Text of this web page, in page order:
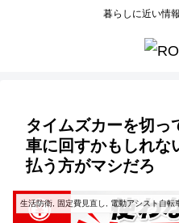
暮らしに近い情
タイムズカーを切っ
車に回すかもしれな
払う方がマシだろ
生活防衛, 固定費見直し, 電動アシスト自転